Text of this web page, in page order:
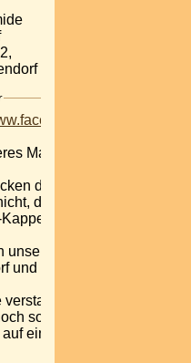
Mal, ist es soweit!
die guten alten Zeiten
des noch "richtigen
und Lacoste-Polos
unsere DJ - Helden aus
und lassen es noch einmal
verstaubten Kult-T-shirts,
so versteckt ist aus
eine einmalige Zeitreise.